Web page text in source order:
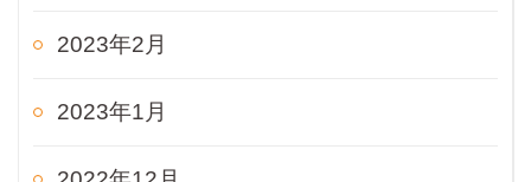
2023年2月
2023年1月